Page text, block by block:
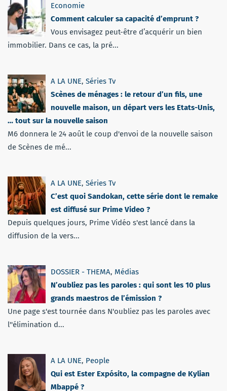
Economie
Comment calculer sa capacité d’emprunt ?
Vous envisagez peut-être d’acquérir un bien
immobilier. Dans ce cas, la pré...
A LA UNE, Séries Tv
Scènes de ménages : le retour d’un fils, une
nouvelle maison, un départ vers les Etats-Unis,
… tout sur la nouvelle saison
M6 donnera le 24 août le coup d'envoi de la nouvelle saison
de Scènes de mé...
A LA UNE, Séries Tv
C’est quoi Sandokan, cette série dont le remake
est diffusé sur Prime Video ?
Depuis quelques jours, Prime Vidéo s'est lancé dans la
diffusion de la vers...
DOSSIER - THEMA, Médias
N’oubliez pas les paroles : qui sont les 10 plus
grands maestros de l’émission ?
Une page s'est tournée dans N'oubliez pas les paroles avec
l''élimination d...
A LA UNE, People
Qui est Ester Expósito, la compagne de Kylian
Mbappé ?